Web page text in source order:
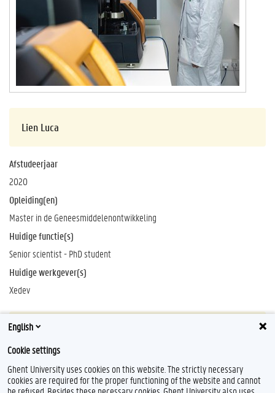
Lien Luca
Afstudeerjaar
2020
Opleiding(en)
Master in de Geneesmiddelenontwikkeling
Huidige functie(s)
Senior scientist - PhD student
Huidige werkgever(s)
Xedev
→ Lees meer
English
Cookie settings
Ghent University uses cookies on this website. The strictly necessary
cookies are required for the proper functioning of the website and cannot